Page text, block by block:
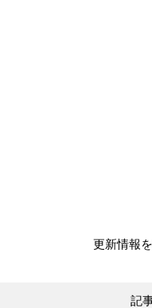
更新情報
記